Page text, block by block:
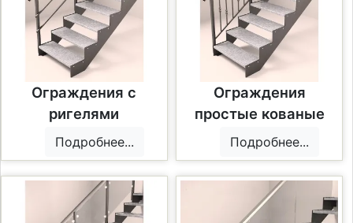
Ограждения с
ригелями
Подробнее...
Ограждения
простые кованые
Подробнее...